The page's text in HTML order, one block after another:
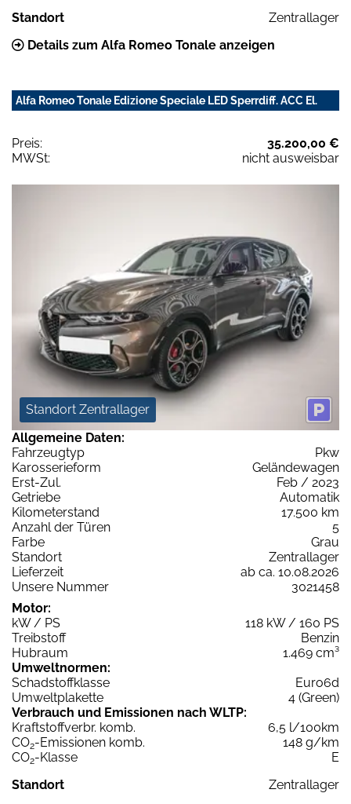
Standort
Zentrallager
Details zum Alfa Romeo Tonale anzeigen
Alfa Romeo Tonale Edizione Speciale LED Sperrdiff. ACC El.
Preis:
35.200,00 €
MWSt:
nicht ausweisbar
Standort Zentrallager
Allgemeine Daten:
Fahrzeugtyp
Pkw
Karosserieform
Geländewagen
Erst-Zul.
Feb / 2023
Getriebe
Automatik
Kilometerstand
17.500 km
Anzahl der Türen
5
Farbe
Grau
Standort
Zentrallager
Lieferzeit
ab ca. 10.08.2026
Unsere Nummer
3021458
Motor:
kW / PS
118 kW / 160 PS
Treibstoff
Benzin
Hubraum
1.469 cm³
Umweltnormen:
Schadstoffklasse
Euro6d
Umweltplakette
4 (Green)
Verbrauch und Emissionen nach WLTP:
Kraftstoffverbr. komb.
6,5 l/100km
CO2-Emissionen komb.
148 g/km
CO2-Klasse
E
Standort
Zentrallager